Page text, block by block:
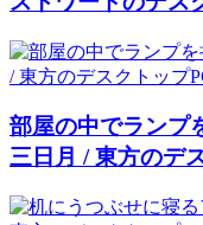
部屋の中でランプ
三日月 / 東方のデ